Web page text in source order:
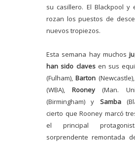
su casillero. El Blackpool y
rozan los puestos de
nuevos tropiezos.
Esta semana hay muchos
han sido claves en sus
(Fulham),Barton (Newcastle),
(WBA),Rooney (Man.
(Birmingham) y Samba
cierto que Rooney marcó
el principal
sorprendente remontada